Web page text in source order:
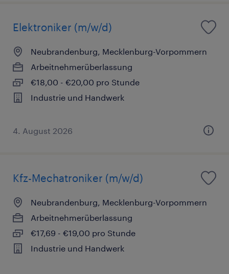
Elektroniker (m/w/d)
Neubrandenburg, Mecklenburg-Vorpommern
Arbeitnehmerüberlassung
€18,00 - €20,00 pro Stunde
Industrie und Handwerk
4. August 2026
Kfz-Mechatroniker (m/w/d)
Neubrandenburg, Mecklenburg-Vorpommern
Arbeitnehmerüberlassung
€17,69 - €19,00 pro Stunde
Industrie und Handwerk